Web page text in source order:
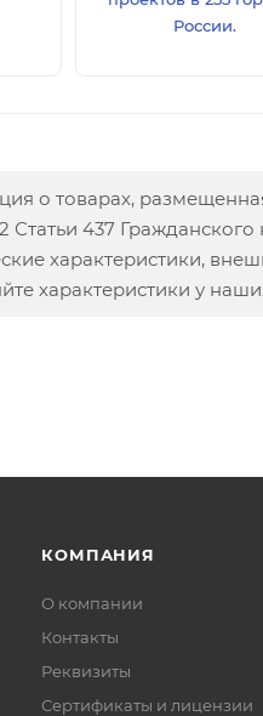
России.
о товарах,
Статьи 437
характеристики,
характеристики у
КОМПАНИЯ
О компании
Контакты
Реквизиты
Сертификаты и лицензии